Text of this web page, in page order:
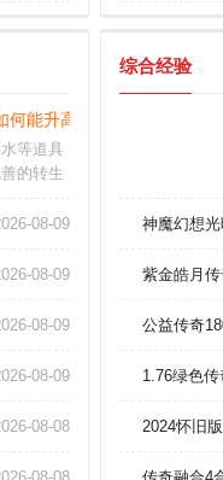
能升高英雄诱惑之光？
等道具
的转生
战全面升
与。
的实战运用？
08-09
？08-09
奥义？
08-09
08-09
耀传奇sf，王座争夺战火爆开
08-08
综合经验
神魔幻想
紫金皓月
公益传奇
1.76绿色
2024怀旧